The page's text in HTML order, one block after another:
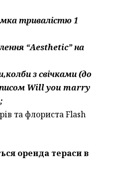
тривалістю 1
“Aesthetic” на
з свічками (до
Will you marry
та флориста Flash
оренда тераси в